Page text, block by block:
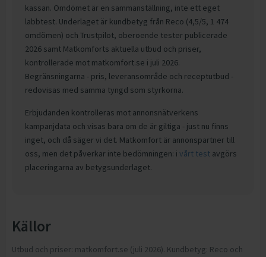
kassan. Omdömet är en sammanställning, inte ett eget
labbtest. Underlaget är kundbetyg från Reco (4,5/5, 1 474
omdömen) och Trustpilot, oberoende tester publicerade
2026 samt Matkomforts aktuella utbud och priser,
kontrollerade mot matkomfort.se i juli 2026.
Begränsningarna - pris, leveransområde och receptutbud -
redovisas med samma tyngd som styrkorna.
Erbjudanden kontrolleras mot annonsnätverkens
kampanjdata och visas bara om de är giltiga - just nu finns
inget, och då säger vi det. Matkomfort är annonspartner till
oss, men det påverkar inte bedömningen: i vårt test avgörs
placeringarna av betygsunderlaget.
Källor
Utbud och priser: matkomfort.se (juli 2026). Kundbetyg: Reco och